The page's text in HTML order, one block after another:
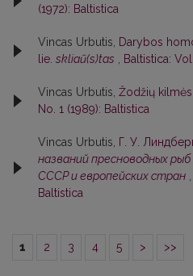
(1972): Baltistica
Vincas Urbutis,
Darybos
lie. skliaũ(s)tas Baltistica:
Vincas Urbutis, Žodžių kilmės
No. 1 (1989): Baltistica
Vincas Urbutis, Г. У.
названий пресноводных
СССР и европейских стран
Baltistica
1 2 3 4 5 > >>